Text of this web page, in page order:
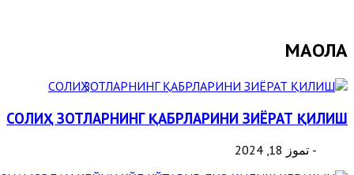
МАҚОЛА
СОЛИҲ ЗОТЛАРНИНГ ҚАБРЛАРИНИ ЗИЁРАТ ҚИЛИШ
- تموز 18, 2024